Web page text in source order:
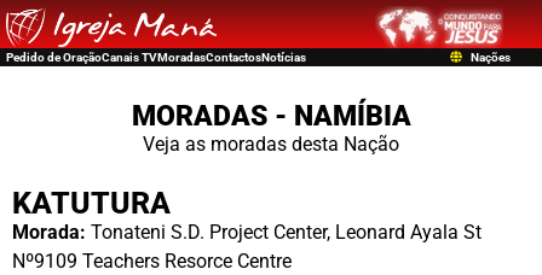
Pedido de OraçãoCanais TVMoradasContactosNotícias Nações
MORADAS - NAMÍBIA
Veja as moradas desta Nação
KATUTURA
Morada: Tonateni S.D. Project Center, Leonard Ayala St
Nº9109 Teachers Resorce Centre